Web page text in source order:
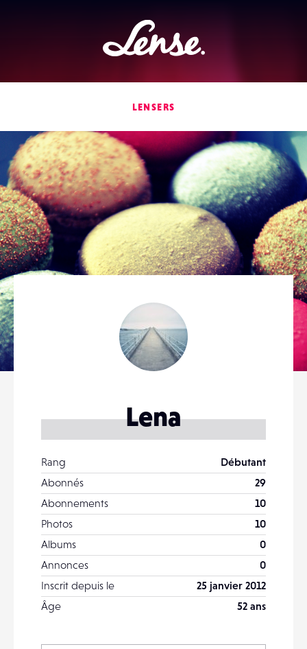
Lense
LENSERS
Lena
Rang
Débutant
Abonnés
29
Abonnements
10
Photos
10
Albums
0
Annonces
0
Inscrit depuis le
25 janvier 2012
Âge
52 ans